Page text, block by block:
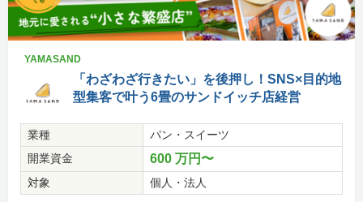
YAMASAND
「わざわざ行きたい」を後押し！SNS×目的地
型集客で叶う6畳のサンドイッチ店経営
業種
パン・スイーツ
開業資金
600 万円〜
対象 個人・法人